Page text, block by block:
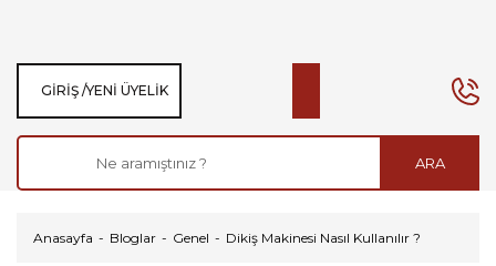
ARA
GIRIŞ /YENI ÜYELIK
Anasayfa Bloglar Genel Dikiş Makinesi Nasıl Kullanılır ?